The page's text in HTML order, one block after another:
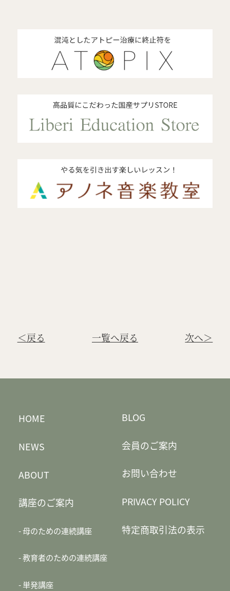
＜戻る 一覧へ戻る 次へ＞
HOME
NEWS
ABOUT
講座のご案内
母のための連続講座
教育者のための連続講座
単発講座
BLOG
会員のご案内
お問い合わせ
PRIVACY POLICY
特定商取引法の表示